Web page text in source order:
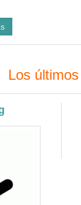
Los